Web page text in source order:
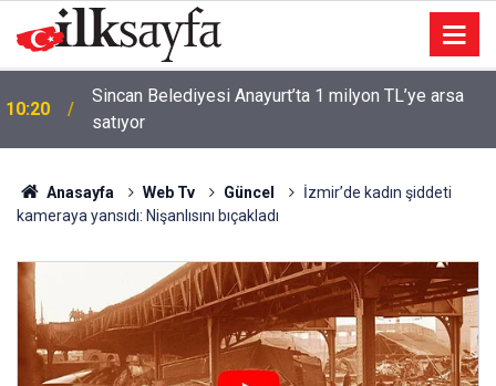
10:20
Sincan Belediyesi Anayurt’ta 1 milyon TL’ye arsa
satıyor
Anasayfa Web Tv Güncel
İzmir’de kadın şiddeti
kameraya yansıdı: Nişanlısını bıçakladı